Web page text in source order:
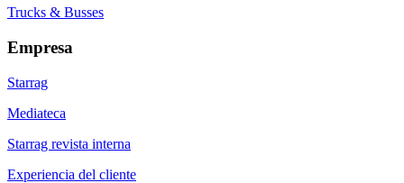
Trucks & Busses
Empresa
Starrag
Mediateca
Starrag revista interna
Experiencia del cliente